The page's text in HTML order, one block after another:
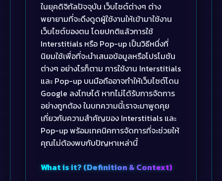
ในยุคดิจิทัลปัจจุบัน เว็บไซต์ต่างๆ ต่าง
พยายามที่จะดึงดูดผู้ใช้งานให้เข้ามาใช้งาน
เว็บไซต์ของตน โดยปกติแล้วการใช้
Interstitials หรือ Pop-up เป็นวิธีหนึ่งที่
นิยมใช้เพื่อที่จะนำเสนอข้อมูลหรือโปรโมชัน
ต่างๆ อย่างไรก็ตาม การใช้งาน Interstitials
และ Pop-up บนมือถืออาจทำให้เว็บไซต์โดน
Google ลงโทษได้ หากไม่ได้รับการจัดการ
อย่างถูกต้อง ในบทความนี้เราจะมาพูดคุย
เกี่ยวกับความสำคัญของ Interstitials และ
Pop-up พร้อมเทคนิคการจัดการที่จะช่วยให้
คุณไม่ต้องพบกับปัญหาเหล่านี้
What is it? (Definition & Context)